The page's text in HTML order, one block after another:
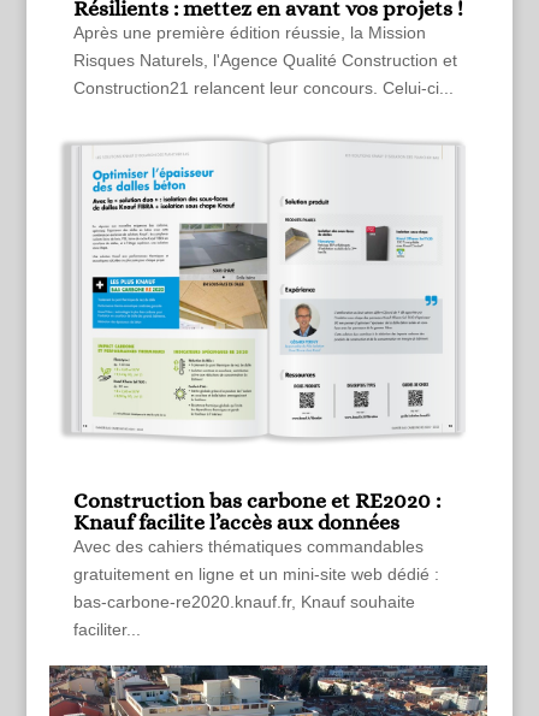
Résilients : mettez en avant vos projets !
Après une première édition réussie, la Mission
Risques Naturels, l'Agence Qualité Construction et
Construction21 relancent leur concours. Celui-ci...
Construction bas carbone et RE2020 :
Knauf facilite l’accès aux données
Avec des cahiers thématiques commandables
gratuitement en ligne et un mini-site web dédié :
bas-carbone-re2020.knauf.fr, Knauf souhaite
faciliter...